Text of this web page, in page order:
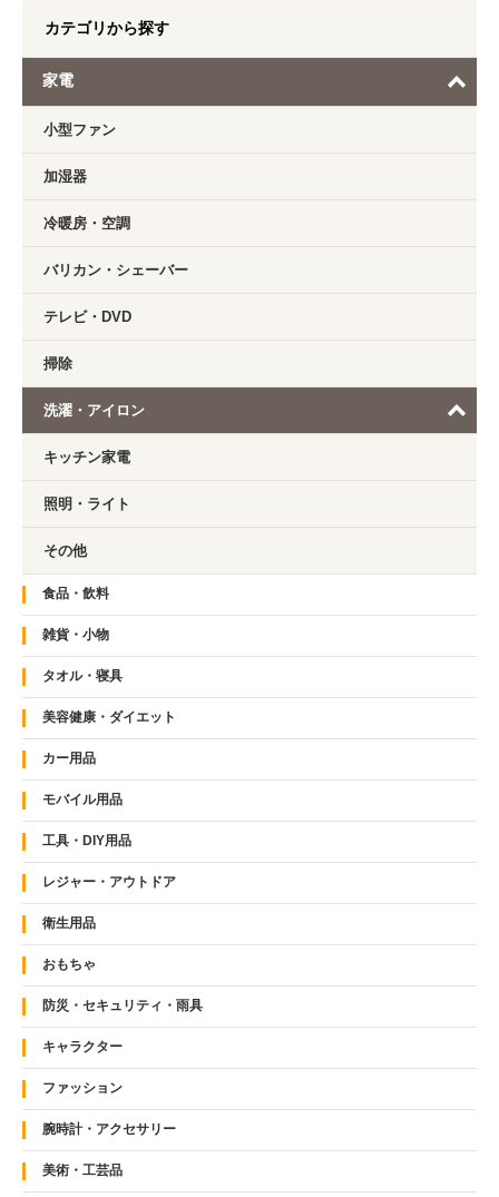
カテゴリから探す
家電
小型ファン
加湿器
冷暖房・空調
バリカン・シェーバー
テレビ・DVD
掃除
洗濯・アイロン
キッチン家電
照明・ライト
その他
食品・飲料
雑貨・小物
タオル・寝具
美容健康・ダイエット
カー用品
モバイル用品
工具・DIY用品
レジャー・アウトドア
衛生用品
おもちゃ
防災・セキュリティ・雨具
キャラクター
ファッション
腕時計・アクセサリー
美術・工芸品